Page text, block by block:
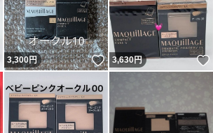
いいね！
3,300円 いいね！
3,630円